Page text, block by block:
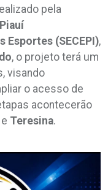
pela
Esportes (SECEPI),
, o projeto terá um
visando
o acesso de
acontecerão
e Teresina.